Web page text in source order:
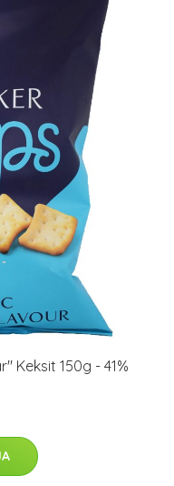
Keksit 150g - 41%